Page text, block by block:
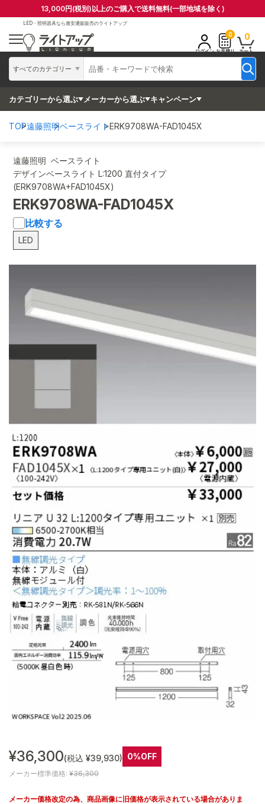
13,000円(税別)以上のご購入で送料無料(一部地域を除く)
LED・照明器具なら激安通販販売のライトアップ
すべてのカテゴリー
ログイン
0
お見積り
0
カート
カテゴリーから選ぶ メーカーから選ぶ キャンペーン
TOP遠藤照明ベースライトERK9708WA-FAD1045X
遠藤照明 ベースライト
デザインベースライト L:1200 直付タイプ
(ERK9708WA+FAD1045X)
ERK9708WA-FAD1045X
比較する
LED
¥36,300(税込 ¥39,930) 0%OFF
メーカー標準価格: ¥36,300
メーカー価格改定の為、商品画像に旧価格が表示されている場合がありま